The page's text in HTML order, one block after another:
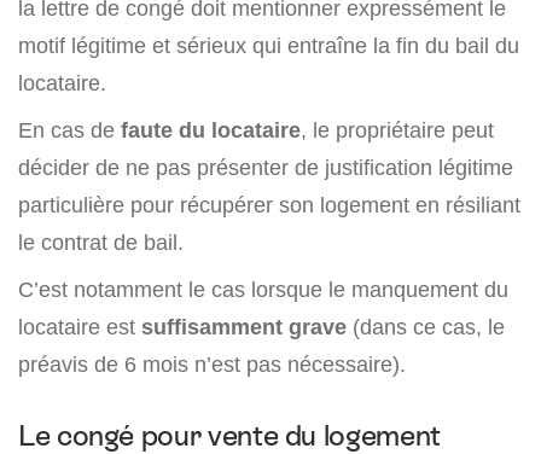
la lettre de congé doit mentionner expressément le
motif légitime et sérieux qui entraîne la fin du bail du
locataire.
En cas de faute du locataire, le propriétaire peut
décider de ne pas présenter de justification légitime
particulière pour récupérer son logement en résiliant
le contrat de bail.
C’est notamment le cas lorsque le manquement du
locataire est suffisamment grave (dans ce cas, le
préavis de 6 mois n’est pas nécessaire).
Le congé pour vente du logement